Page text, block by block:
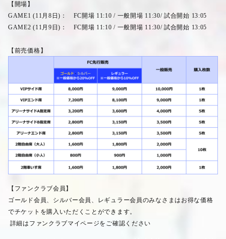
【開場】
GAME1 (11 月8 日) ： FC開場 11:10 / 一般開場 11:30/試合開始 13:05
GAME2 (11 月9 日) ： FC開場 11:10 / 一般開場 11:30/試合開始 13:05
【前売価格】
【ファンクラブ会員】
ゴールド会員、シルバー会員、レギュラー会員のみなさまはお得な価格
でチケットを購入いただくことができます。
詳細はファンクラブマイページをご確認ください